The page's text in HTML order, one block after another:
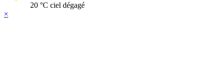
20 °C ciel dégagé
×